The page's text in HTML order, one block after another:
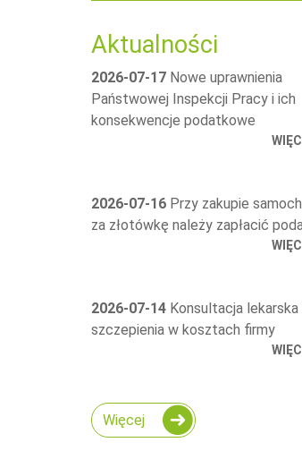
Aktualności
2026-07-17 Nowe uprawnienia
Państwowej Inspekcji Pracy i ich
konsekwencje podatkowe
2026-07-16 Przy zakupie
za złotówkę należy zapłacić
2026-07-14 Konsultacja lekarska
szczepienia w kosztach firmy
Więcej